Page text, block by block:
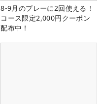
8-9月のプレーに2回使える！
コース限定2,000円クーポン
配布中！